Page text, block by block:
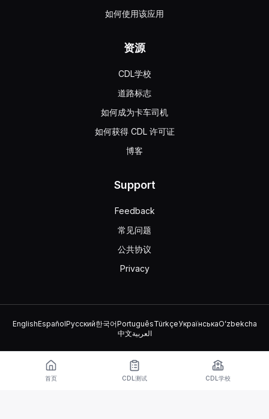
如何使用该应用
资源
CDL学校
道路标志
如何成为卡车司机
如何获得 CDL 许可证
博客
Support
Feedback
常见问题
公共协议
Privacy
EnglishEspañolРусский한국어PortuguêsTürkçeУкраїнськаOʻzbekcha
中文العربية
© 2026 TruckDriver.help LLC
该平台归公司所有，与政府组织无关。
首页 CDL测试 CDL学校